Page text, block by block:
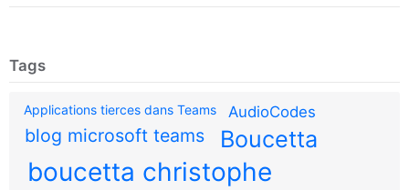
Tags
Applications tierces dans Teams AudioCodes
blog microsoft teams Boucetta
boucetta christophe